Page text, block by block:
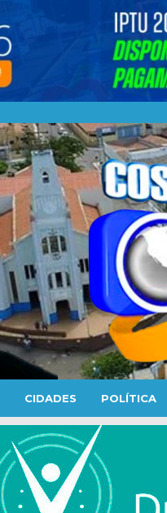
CIDADES POLÍTICA